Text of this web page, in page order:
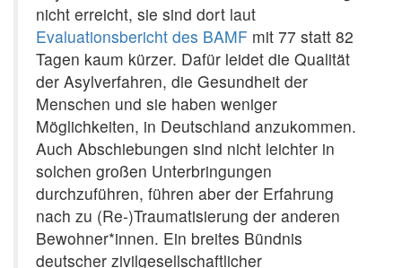
nicht erreicht, sie sind dort laut
Evaluationsbericht des BAMF mit 77 statt 82
Tagen kaum kürzer. Dafür leidet die Qualität
der Asylverfahren, die Gesundheit der
Menschen und sie haben weniger
Möglichkeiten, in Deutschland anzukommen.
Auch Abschiebungen sind nicht leichter in
solchen großen Unterbringungen
durchzuführen, führen aber der Erfahrung
nach zu (Re-)Traumatisierung der anderen
Bewohner*innen. Ein breites Bündnis
deutscher zivilgesellschaftlicher